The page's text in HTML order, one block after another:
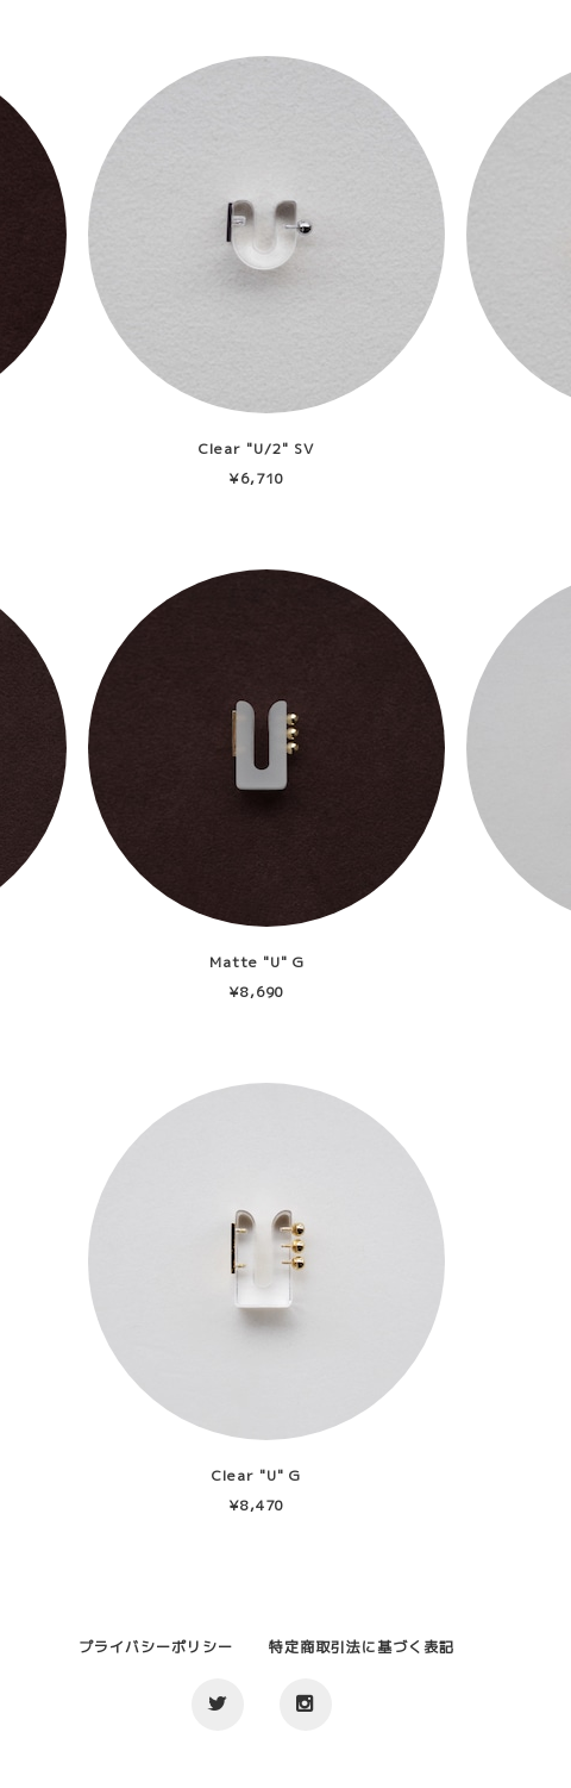
Clear "U/2" SV
¥6,710
Matte "U" G
¥8,690
Clear "U" G
¥8,470
プライバシーポリシー 特定商取引法に基づく表記